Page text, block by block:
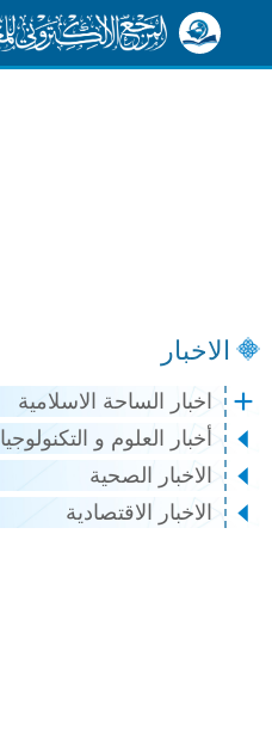
الاخبار
اخبار الساحة الاسلامية
أخبار العلوم و التكنولوجيا
الاخبار الصحية
الاخبار الاقتصادية